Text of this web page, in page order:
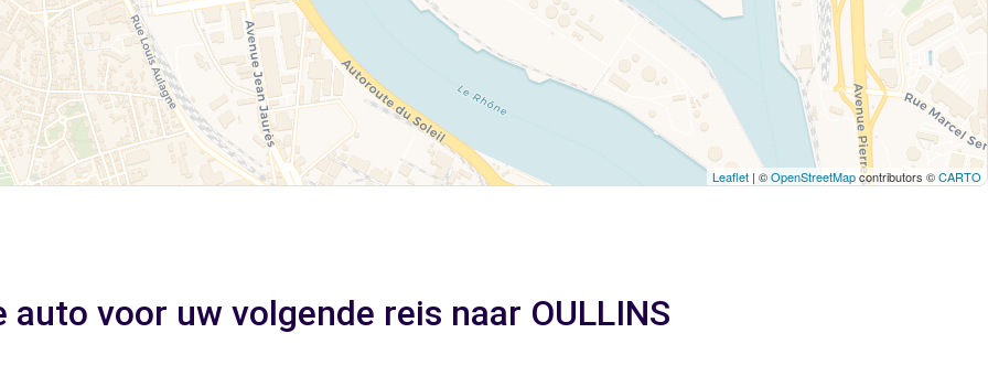
Leaflet | ©OpenStreetMapcontributors ©CARTO
auto voor uw volgende reis naar OULLINS